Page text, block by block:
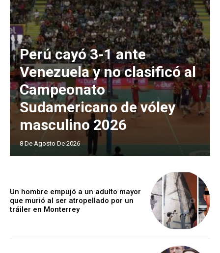
Perú cayó 3-1 ante
Venezuela y no clasificó al
Campeonato
Sudamericano de vóley
masculino 2026
8 De Agosto De 2026
Un hombre empujó a un adulto mayor
que murió al ser atropellado por un
tráiler en Monterrey